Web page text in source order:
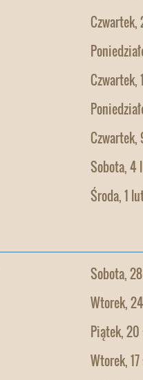
Czwartek,
Czwartek,
Czwartek,
Sobota, 4
Środa, 1
Sobota,
Wtorek,
Piątek,
Wtorek,